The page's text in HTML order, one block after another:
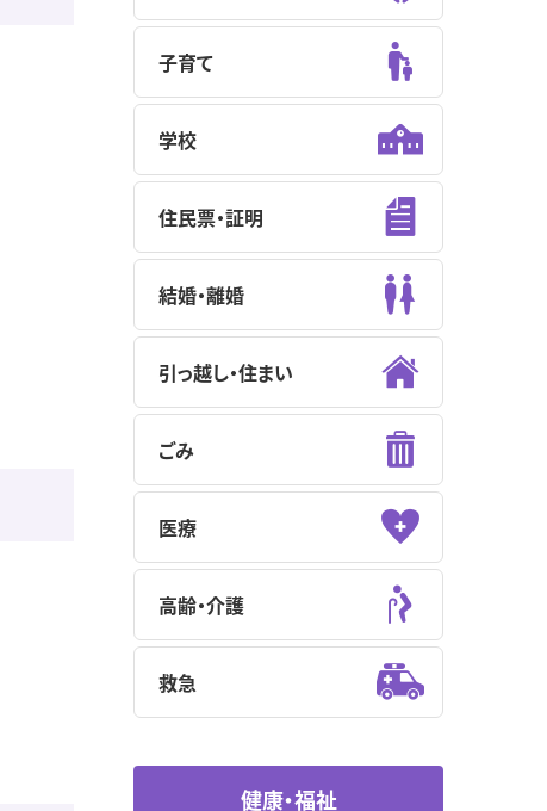
子育て
学校
住民票・証明
結婚・離婚
引っ越し・住まい
ごみ
医療
高齢・介護
救急
健康・福祉